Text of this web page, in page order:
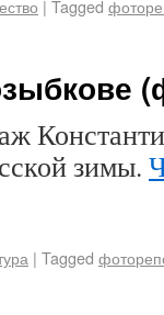
| Tagged
зимы.
| Tagged